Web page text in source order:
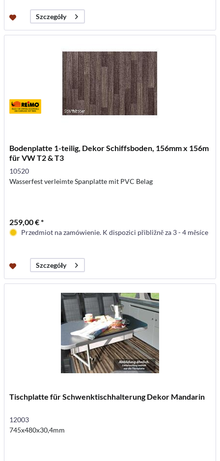
Szczegóły
Bodenplatte 1-teilig, Dekor Schiffsboden, 156mm x 156m
für VW T2 & T3
10520
Wasserfest verleimte Spanplatte mit PVC Belag
259,00 € *
Przedmiot na zamówienie. K dispozici přibližně za 3 - 4 měsíce
Szczegóły
Tischplatte für Schwenktischhalterung Dekor Mandarin
12003
745x480x30,4mm